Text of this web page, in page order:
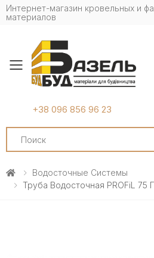
Интернет-магазин кровельных и
материалов
Toggle mobile
+38 096 856 96 23
Search
Водосточные Системы
Труба Водосточная PROFiL 75